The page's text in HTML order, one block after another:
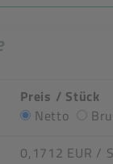
Preis / Stück
Netto
0,1712 EUR /